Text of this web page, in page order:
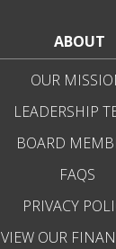
ABOUT
OUR
LEADERSHIP
BOARD
FAQS
PRIVACY
VIEW OUR